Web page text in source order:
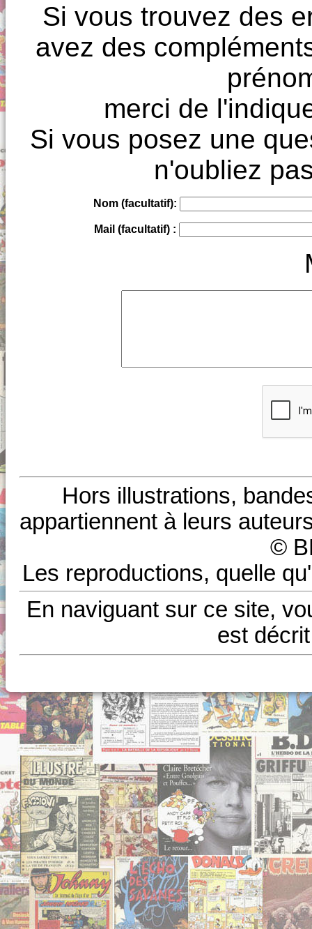
Si vous trouvez des
avez des
merci de
Si vous posez une
n'oubliez
Nom (facultatif):
Mail (facultatif) :
Hors illustrations,
appartiennent à leurs
©
Les reproductions, quelle
En naviguant sur ce site,
est